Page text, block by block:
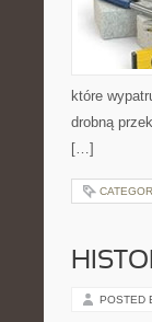
które
drobną
[…]
POSTED